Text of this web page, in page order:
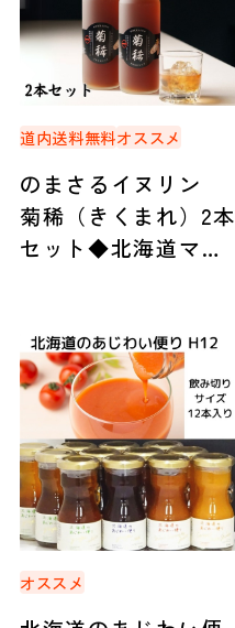
道内送料無料オススメ
のまさるイヌリン
菊稀（きくまれ）2本
セット◆北海道マー
オススメ